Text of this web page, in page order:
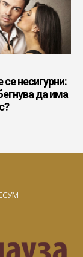
несигурни:
да има